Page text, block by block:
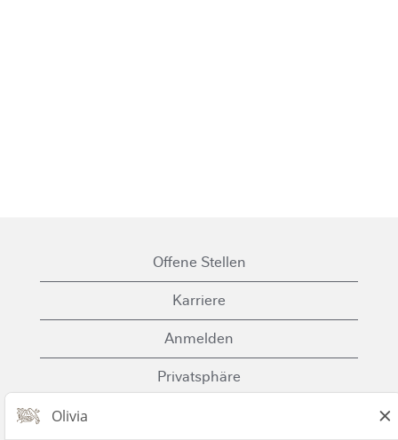
Offene Stellen
Karriere
Anmelden
Privatsphäre